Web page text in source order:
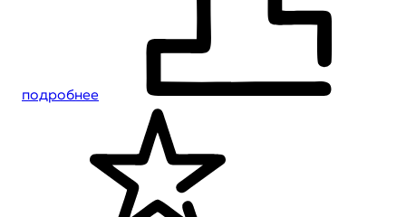
подробнее